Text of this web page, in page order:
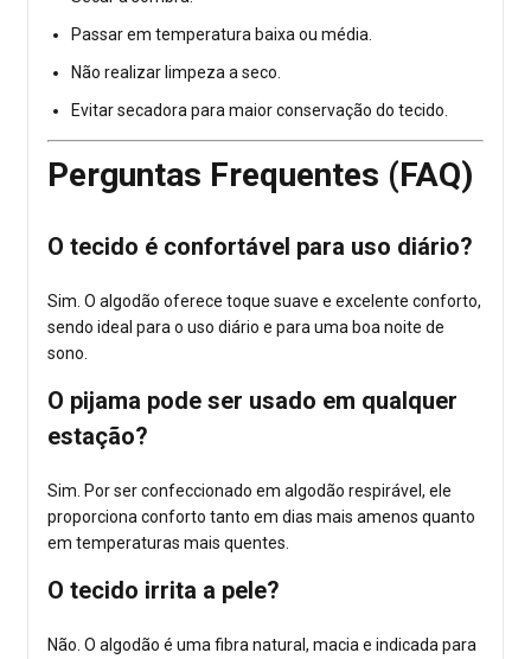
Passar em temperatura baixa ou média.
Não realizar limpeza a seco.
Evitar secadora para maior conservação do tecido.
Perguntas Frequentes (FAQ)
O tecido é confortável para uso diário?
Sim. O algodão oferece toque suave e excelente conforto,
sendo ideal para o uso diário e para uma boa noite de
sono.
O pijama pode ser usado em qualquer
estação?
Sim. Por ser confeccionado em algodão respirável, ele
proporciona conforto tanto em dias mais amenos quanto
em temperaturas mais quentes.
O tecido irrita a pele?
Não. O algodão é uma fibra natural, macia e indicada para